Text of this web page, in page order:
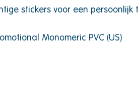
stickers voor een persoonlijk
Monomeric PVC (US)